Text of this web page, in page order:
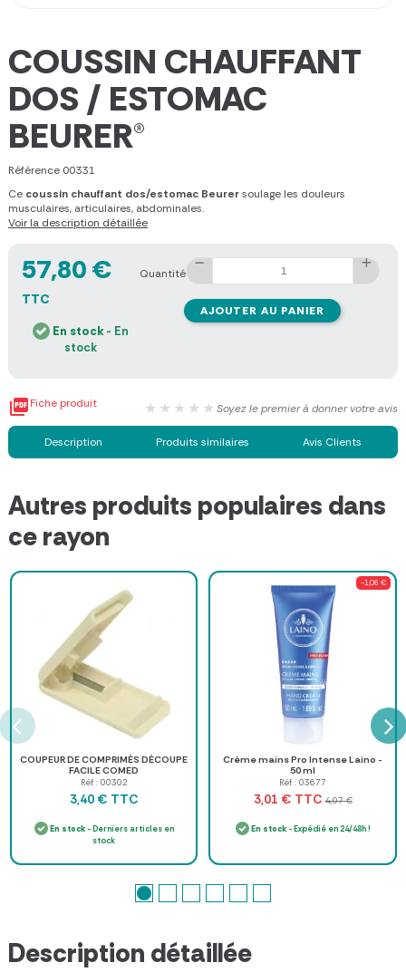
COUSSIN CHAUFFANT
DOS / ESTOMAC
BEURER®
Référence 00331
Ce coussin chauffant dos/estomac Beurersoulage les douleurs
musculaires, articulaires, abdominales.
Voir la description détaillée
57,80 €
TTC
En stock- En
stock
Quantité
AJOUTER AU PANIER
Fiche produit ★★★★★ Soyez le premier à donner votre avis
Description Produits similaires Avis Clients
Autres produits populaires dans
ce rayon
COUPEUR DE COMPRIMÉS DÉCOUPE
FACILE COMED
Réf : 00302
3,40 € TTC
En stock- Derniers articles en
stock
-1,06 €
Crème mains Pro Intense Laino -
50 ml
Réf : 03677
3,01 € TTC 4,07 €
En stock- Expédié en 24/48h !
Description détaillée